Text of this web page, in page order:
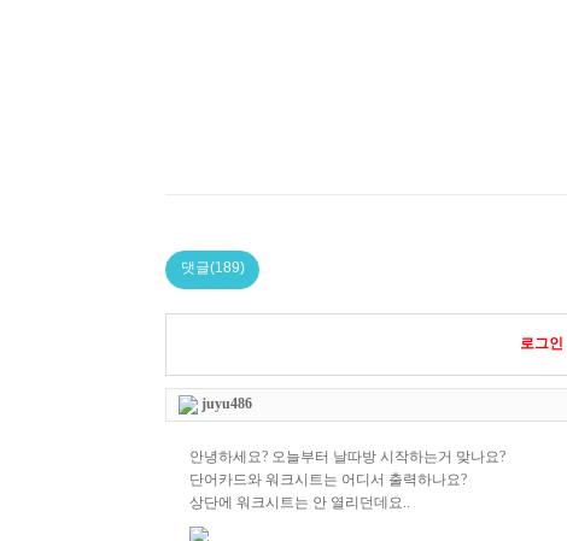
댓글(189)
로그인
juyu486
안녕하세요? 오늘부터 날따방 시작하는거 맞나요?
단어카드와 워크시트는 어디서 출력하나요?
상단에 워크시트는 안 열리던데요..